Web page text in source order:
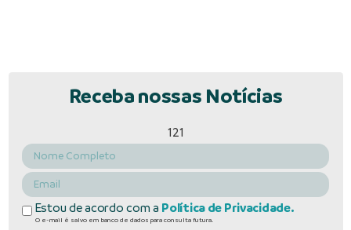
Receba nossas Notícias
121
Estou de acordo com a Política de Privacidade.
O e-mail é salvo em banco de dados para consulta futura.